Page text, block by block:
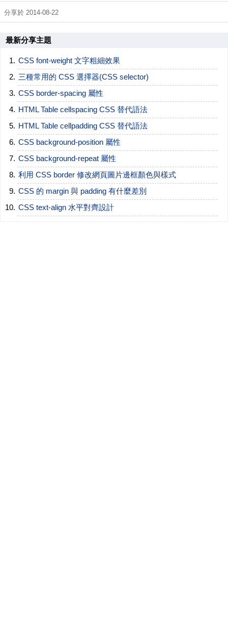
分享於 2014-08-22
最新分享主題
CSS font-weight 文字粗細效果
三種常用的 CSS 選擇器(CSS selector)
CSS border-spacing 屬性
HTML Table cellspacing CSS 替代語法
HTML Table cellpadding CSS 替代語法
CSS background-position 屬性
CSS background-repeat 屬性
利用 CSS border 修改網頁圖片邊框顏色與樣式
CSS 的 margin 與 padding 有什麼差別
CSS text-align 水平對齊設計